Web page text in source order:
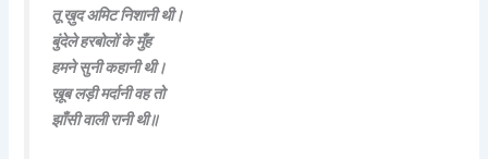
तू ख़ुद अमिट निशानी थी।
बुंदेले हरबोलों के मुँह
हमने सुनी कहानी थी।
ख़ूब लड़ी मर्दानी वह तो
झाँसी वाली रानी थी॥